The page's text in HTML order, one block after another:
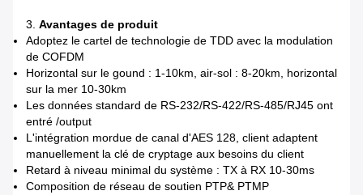
3. Avantages de produit
Adoptez le cartel de technologie de TDD avec la modulation
de COFDM
Horizontal sur le gound : 1-10km, air-sol : 8-20km, horizontal
sur la mer 10-30km
Les données standard de RS-232/RS-422/RS-485/RJ45 ont
entré /output
L'intégration mordue de canal d'AES 128, client adaptent
manuellement la clé de cryptage aux besoins du client
Retard à niveau minimal du système : TX à RX 10-30ms
Composition de réseau de soutien PTP& PTMP